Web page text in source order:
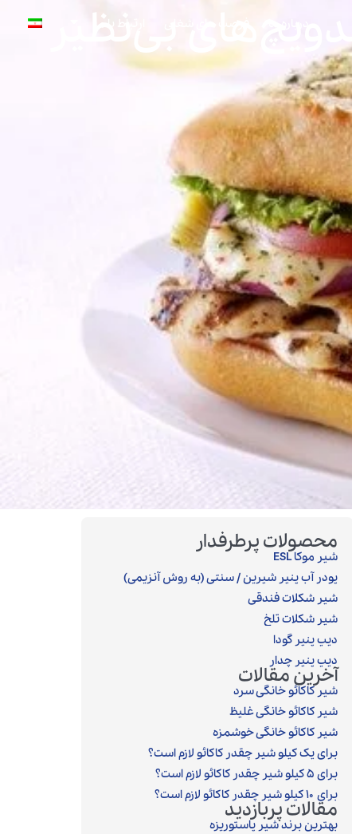
بی‌نظیر
محصولات پرطرفدار
شیر موکا ESL
پودر آب پنیر شیرین / سنتی (به روش آنزیمی)‎
شیر شکلات فندقی
شیر شکلات تلخ
دیپ پنیر گودا
دیپ پنیر چدار
آخرین مقالات
شیر کاکائو خانگی سرد
شیر کاکائو خانگی غلیظ
شیر کاکائو خانگی خوشمزه
برای یک کیلو شیر چقدر کاکائو لازم است؟
برای ۵ کیلو شیر چقدر کاکائو لازم است؟
برای ۱۰ کیلو شیر چقدر کاکائو لازم است؟
مقالات پربازدید
بهترین برند شیر پاستوریزه